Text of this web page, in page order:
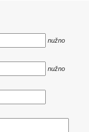
nužno
nužno